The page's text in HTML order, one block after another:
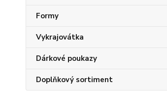
Formy
Vykrajovátka
Dárkové poukazy
Doplňkový sortiment